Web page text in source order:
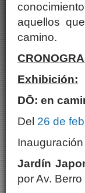
aquellos
camino.
Exhibición:
DŌ: en
Del 26 de
Jardín
por Av.